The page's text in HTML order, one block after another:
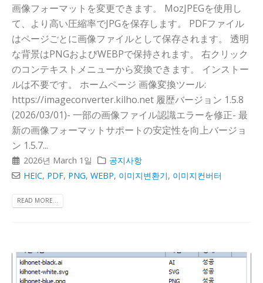
画像フォーマットを変更できます。 MozJPEGを使用し
て、より高い圧縮率でJPGを保存します。 PDFファイル
はページごとに画像ファイルとして保存されます。 透明
な背景はPNGおよびWEBPで保持されます。 右クリック
のコンテキストメニューから変換できます。 インストー
ルは不要です。 ホームページ 画像変換ツール:
https://imageconverter.kilho.net 履歴バージョン 1.5.8
(2026/03/01)- 一部の画像ファイル認識エラーを修正- 最
新の画像フォーマットサポートの安定性を向上バージョ
ン 1.5.7...
2026년 March 1일
공지사항
HEIC, PDF, PNG,WEBP, 이미지변환기, 이미지컨버터
READ MORE...